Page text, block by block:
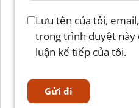
Lưu tên của tôi,
trong trình duyệt này
luận kế tiếp của tôi.